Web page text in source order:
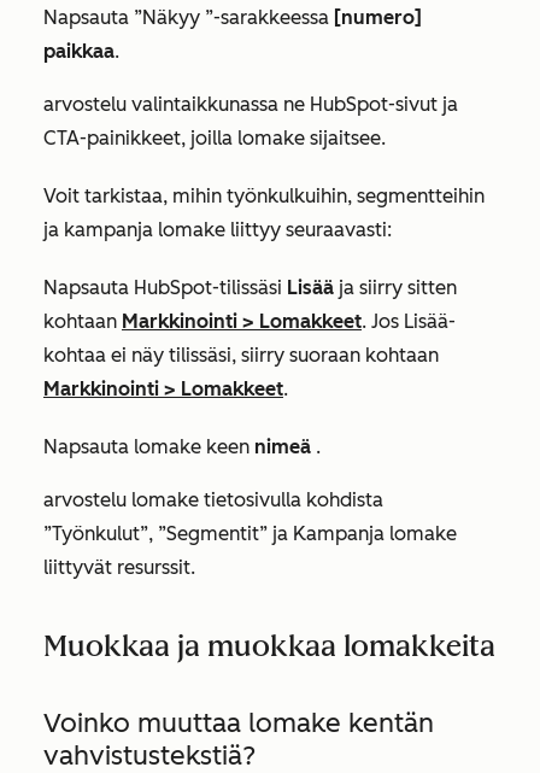
Napsauta ”Näkyy ”-sarakkeessa [numero]
paikkaa.
arvostelu valintaikkunassa ne HubSpot-sivut ja
CTA-painikkeet, joilla lomake sijaitsee.
Voit tarkistaa, mihin työnkulkuihin, segmentteihin
ja kampanja lomake liittyy seuraavasti:
Napsauta HubSpot-tilissäsi Lisää ja siirry sitten
kohtaan Markkinointi > Lomakkeet. Jos Lisää-
kohtaa ei näy tilissäsi, siirry suoraan kohtaan
Markkinointi > Lomakkeet.
Napsauta lomake keen nimeä .
arvostelu lomake tietosivulla kohdista
”Työnkulut”, ”Segmentit” ja Kampanja lomake
liittyvät resurssit.
Muokkaa ja muokkaa lomakkeita
Voinko muuttaa lomake kentän
vahvistustekstiä?